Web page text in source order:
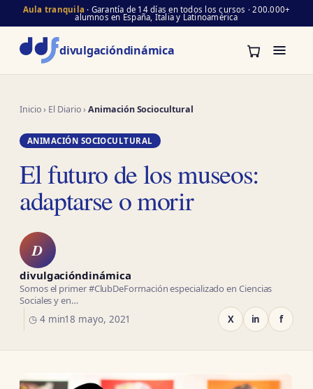
Aula tranquila · Garantía de 14 días en todos los cursos · 200.000+
alumnos en España, Italia y Latinoamérica
divulgacióndinámica
Inicio› El Diario›Animación Sociocultural
ANIMACIÓN SOCIOCULTURAL
El futuro de los museos:
adaptarse o morir
D
divulgacióndinámica
Somos el primer #ClubDeFormación especializado en Ciencias
Sociales y en…
◷ 4 min18 mayo, 2021 X in f